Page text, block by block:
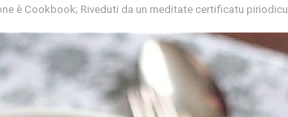
è Cookbook; Riveduti da un meditate certificatu piriodicu